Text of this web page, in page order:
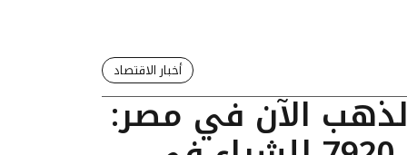
أخبار الاقتصاد
الآن في مصر: